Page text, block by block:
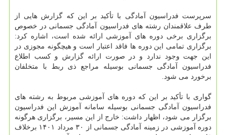
سرپرست فدراسیون آمادگی با تأکید بر این که گزارش هایی از
طرف علاقمندان رشته های فدراسیون آمادگی جسمانی در خصوص
برگزاری برخی دوره های آموزشی ارائه شده است، اشاره کرد:
برگزاری تمامی این دوره ها فاقد اعتبار است و هیچگونه مجوزی در
این جهت وجود ندارد و در صورت ارائه گزارش و کسب اطلاع
فدراسیون آمادگی جسمانی بوسیله مراجع ذی ربط با متخلفان
برخورد می شود.
گواری با تأکید بر این که دوره های آموزشی مربوط به رشته های
فدراسیون آمادگی جسمانی بوسیله سامانه آموزش این فدراسیون
برگزار می شود، اظهار داشت: خارج از این مسیر، برگزاری هرگونه
دوره آموزشی در زمینه آمادگی جسمانی از ۳۰ مرداد ۱۴۰۱ برخلاف